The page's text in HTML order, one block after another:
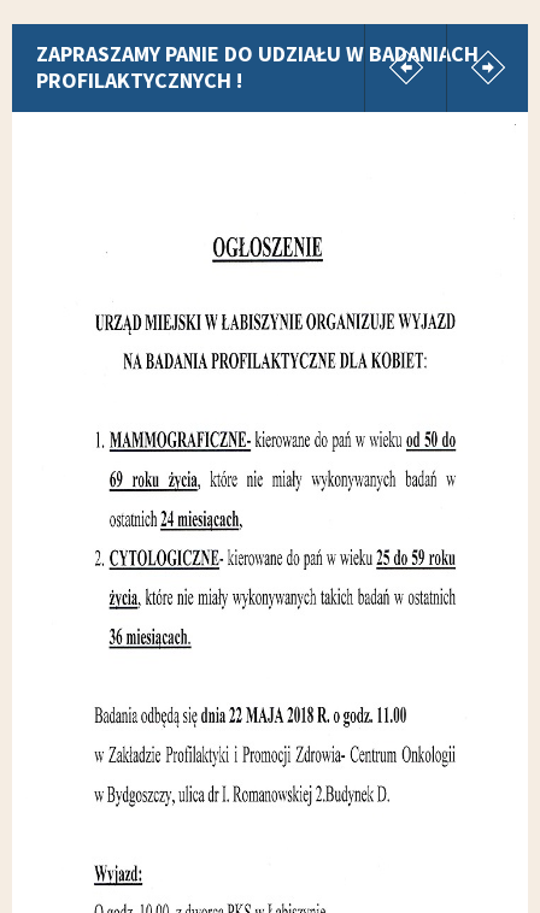
ZAPRASZAMY PANIE DO UDZIAŁU W BADANIACH
PROFILAKTYCZNYCH !